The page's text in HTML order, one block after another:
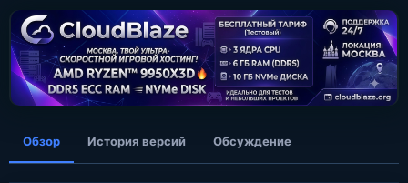
о
з
д
а
н
и
я
Обзор История версий Обсуждение